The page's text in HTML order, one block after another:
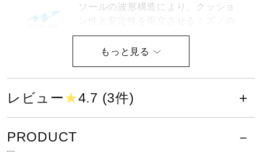
その他
ソールの波形構造により、クッショ
基幹機能
サイズ
ちたい方は、0.5cm～1.0cm上のサイズをおすすめします。
レビュー★4.7 (3件)
PRODUCT